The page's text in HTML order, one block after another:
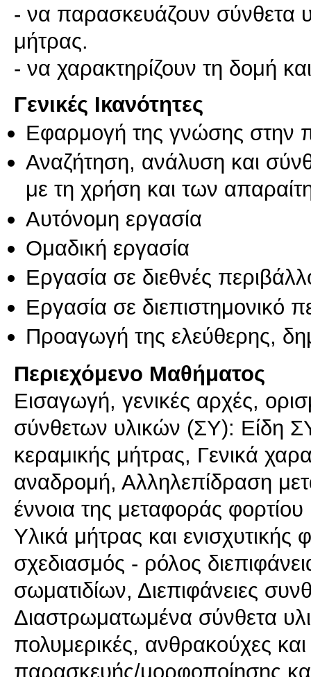
- να παρασκευάζουν σύνθετα
μήτρας.
- να χαρακτηρίζουν τη δομή
Γενικές Ικανότητες
Εφαρμογή της γνώσης στην
Αναζήτηση, ανάλυση και
με τη χρήση και των
Αυτόνομη εργασία
Ομαδική εργασία
Εργασία σε διεθνές
Εργασία σε διεπιστημονικό
Προαγωγή της ελεύθερης,
Περιεχόμενο Μαθήματος
Εισαγωγή, γενικές αρχές,
σύνθετων υλικών (ΣΥ): Είδη
κεραμικής μήτρας, Γενικά
αναδρομή, Αλληλεπίδραση
έννοια της μεταφοράς φορτίου
Υλικά μήτρας και
σχεδιασμός - ρόλος
σωματιδίων, Διεπιφάνειες
Διαστρωματωμένα σύνθετα
πολυμερικές, ανθρακούχες
παρασκευής/μορφοποίησης